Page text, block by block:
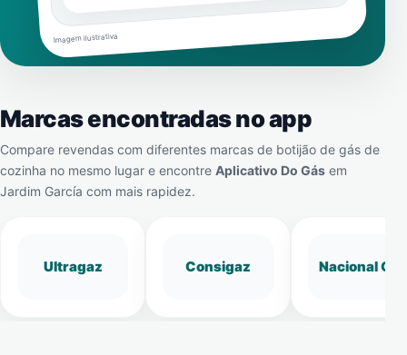
Imagem ilustrativa
Marcas encontradas no app
Compare revendas com diferentes marcas de botijão de gás de
cozinha no mesmo lugar e encontre Aplicativo Do Gás em
Jardim García com mais rapidez.
Ultragaz Consigaz Nacional Gás